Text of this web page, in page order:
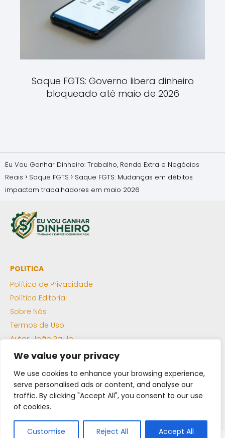
We value your privacy
We use cookies to enhance your browsing experience,
serve personalised ads or content, and analyse our
traffic. By clicking "Accept All", you consent to our use
of cookies.
Customise Reject All Accept All
Saque FGTS: Governo libera dinheiro
bloqueado até maio de 2026
Eu Vou Ganhar Dinheiro: Trabalho, Renda Extra e Negócios
Reais
Saque FGTS
Saque FGTS: Mudanças em débitos
impactam trabalhadores em maio 2026
POLITICA
Política de Privacidade
Política Editorial
Sobre Nós
Termos de Uso
Autor: João Paulo
LLMS Txt
TODOS DIREITOS RESERVADOS
@vouganhardinheiro.com.br